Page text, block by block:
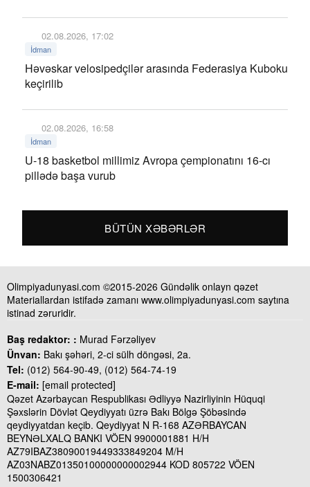
02.08.2026, 17:02
İdman
Həvəskar velosipedçilər arasında Federasiya Kuboku
keçirilib
02.08.2026, 16:58
İdman
U-18 basketbol millimiz Avropa çempionatını 16-cı
pillədə başa vurub
BÜTÜN XƏBƏRLƏR
Olimpiyadunyasi.com ©2015-2026 Gündəlik onlayn qəzet
Materiallardan istifadə zamanı www.olimpiyadunyasi.com saytına
istinad zəruridir.
Baş redaktor: : Murad Fərzəliyev
Ünvan: Bakı şəhəri, 2-ci sülh döngəsi, 2a.
Tel: (012) 564-90-49, (012) 564-74-19
E-mail: [email protected]
Qəzet Azərbaycan Respublikası Ədliyyə Nazirliyinin Hüquqi
Şəxslərin Dövlət Qeydiyyatı üzrə Bakı Bölgə Şöbəsində
qeydiyyatdan keçib. Qeydiyyat N R-168 AZƏRBAYCAN
BEYNƏLXALQ BANKI VÖEN 9900001881 H/H
AZ79IBAZ38090019449333849204 M/H
AZ03NABZ01350100000000002944 KOD 805722 VÖEN
1500306421